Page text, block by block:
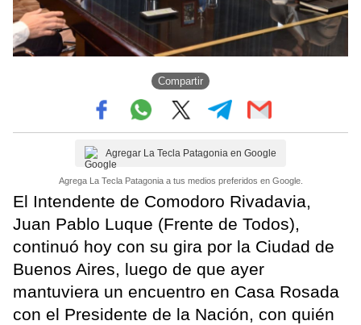
Compartir
Agregar La Tecla Patagonia en Google
Agrega La Tecla Patagonia a tus medios preferidos en Google.
El Intendente de Comodoro Rivadavia,
Juan Pablo Luque (Frente de Todos),
continuó hoy con su gira por la Ciudad de
Buenos Aires, luego de que ayer
mantuviera un encuentro en Casa Rosada
con el Presidente de la Nación, con quién